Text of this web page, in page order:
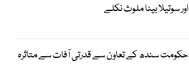
اور سوتیلا بیٹا ملوث نکلے
حکومت سندھ کے تعاون سے قدرتی آفات سے متاثرہ